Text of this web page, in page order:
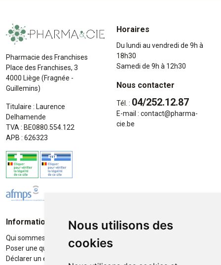
Nous utilisons des
cookies
Pharmacie des Franchises
Place des Franchises, 3
4000 Liège (Fragnée -
Guillemins)
Titulaire : Laurence
Delhamende
TVA : BE0880.554.122
APB : 626323
Horaires
Du lundi au vendredi de 9h à
18h30
Samedi de 9h à 12h30
Nous contacter
Tél. : 04/252.12.87
E-mail : contact@pharma-
cie.be
Informations
Qui sommes-nous ?
Poser une question
Déclarer un effet indésirable
Moyens de paiement